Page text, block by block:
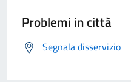
Problemi in città
Segnala disservizio